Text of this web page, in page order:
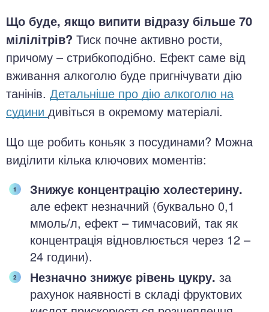
Що буде, якщо випити відразу більше 70
мілілітрів? Тиск почне активно рости,
причому – стрибкоподібно. Ефект саме від
вживання алкоголю буде пригнічувати дію
танінів. Детальніше про дію алкоголю на
судини дивіться в окремому матеріалі.
Що ще робить коньяк з посудинами? Можна
виділити кілька ключових моментів:
Знижує концентрацію холестерину.
але ефект незначний (буквально 0,1
ммоль/л, ефект – тимчасовий, так як
концентрація відновлюється через 12 –
24 години).
Незначно знижує рівень цукру. за
рахунок наявності в складі фруктових